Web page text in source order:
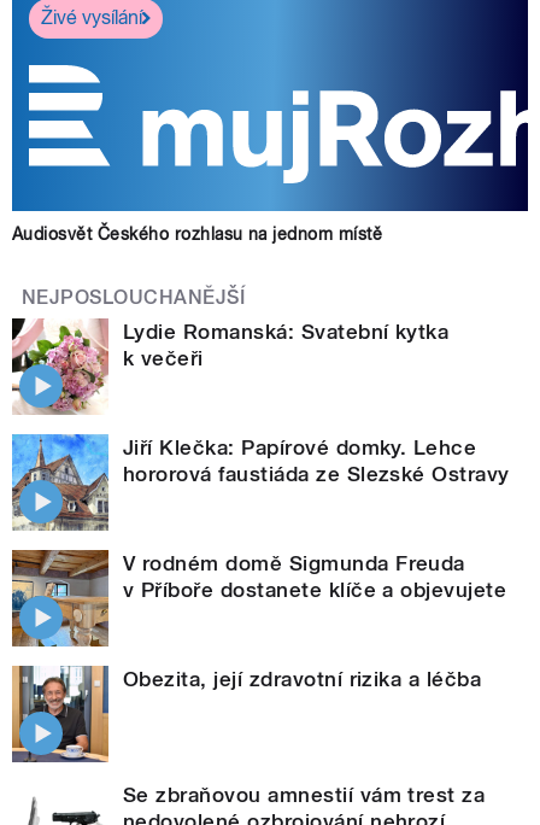
Živé vysílání
Audiosvět Českého rozhlasu na jednom místě
NEJPOSLOUCHANĚJŠÍ
Lydie Romanská: Svatební kytka
k večeři
Jiří Klečka: Papírové domky. Lehce
hororová faustiáda ze Slezské Ostravy
V rodném domě Sigmunda Freuda
v Příboře dostanete klíče a objevujete
Obezita, její zdravotní rizika a léčba
Se zbraňovou amnestií vám trest za